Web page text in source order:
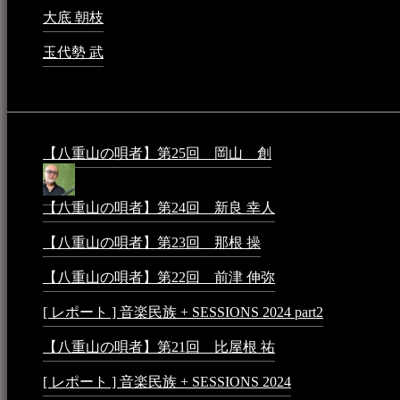
大底 朝枝
玉代勢 武
【八重山の唄者】第25回 岡山 創
【八重山の唄者】第24回 新良 幸人
【八重山の唄者】第23回 那根 操
【八重山の唄者】第22回 前津 伸弥
[ レポート ] 音楽民族 + SESSIONS 2024 part2
【八重山の唄者】第21回 比屋根 祐
[ レポート ] 音楽民族 + SESSIONS 2024